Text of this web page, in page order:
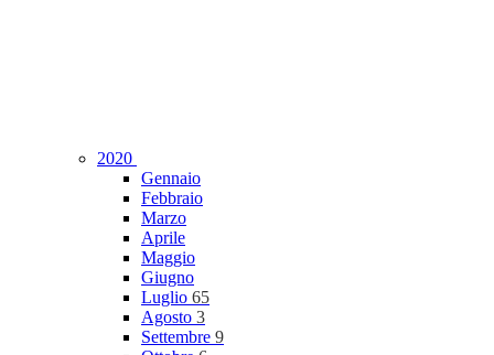
2020
Gennaio
Febbraio
Marzo
Aprile
Maggio
Giugno
Luglio 65
Agosto 3
Settembre 9